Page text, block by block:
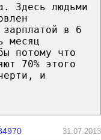
Здесь людьми
зарплатой в 6
месяц
потому что
70% этого
и
31.07.2013